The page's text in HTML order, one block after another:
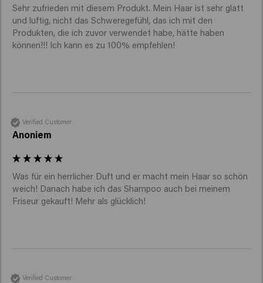
Sehr zufrieden mit diesem Produkt. Mein Haar ist sehr glatt
und luftig, nicht das Schweregefühl, das ich mit den
Produkten, die ich zuvor verwendet habe, hätte haben
können!!! Ich kann es zu 100% empfehlen!
Verified Customer
Anoniem
Was für ein herrlicher Duft und er macht mein Haar so schön
weich! Danach habe ich das Shampoo auch bei meinem
Friseur gekauft! Mehr als glücklich!
Verified Customer